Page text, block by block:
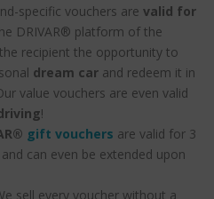
specific vouchers are valid for
DRIVAR® platform of the
recipient the opportunity to
dream car and redeem it in
value vouchers are even valid
!
gift vouchers are valid for 3
can even be extended upon
sell every voucher without a